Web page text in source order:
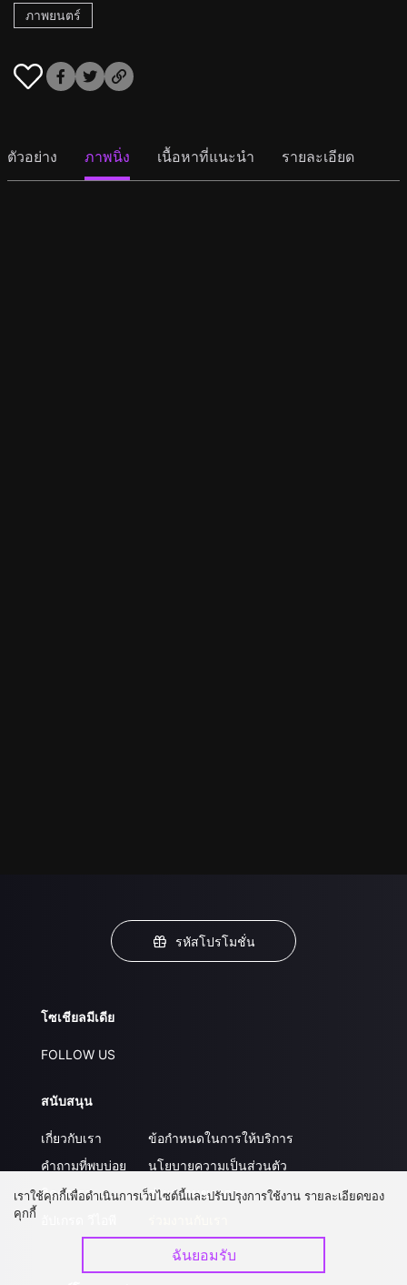
ภาพยนตร์
ตัวอย่าง ภาพนิ่ง เนื้อหาที่แนะนำ รายละเอียด
รหัสโปรโมชั่น
โซเชียลมีเดีย
FOLLOW US
สนับสนุน
เกี่ยวกับเรา
คำถามที่พบบ่อย
ติดต่อเรา
ข้อกำหนดในการให้บริการ
นโยบายความเป็นส่วนตัว
ส่งผลงานของคุณ
เราใช้คุกกี้เพื่อดำเนินการเว็บไซต์นี้และปรับปรุงการใช้งาน รายละเอียดของ
คุกกี้
ฉันยอมรับ